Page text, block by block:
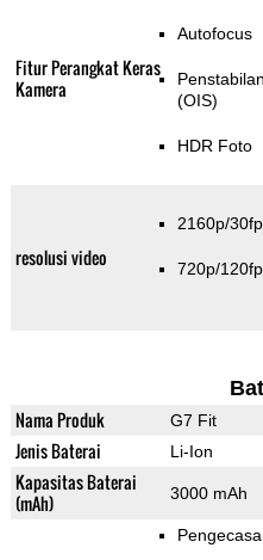
Fitur Perangkat Keras
Kamera
Autofocus
(OIS)
HDR Foto
resolusi video
2160p/
720p/
Nama Produk G7 Fit
Jenis Baterai Li-Ion
Kapasitas Baterai
(mAh)
3000 mAh